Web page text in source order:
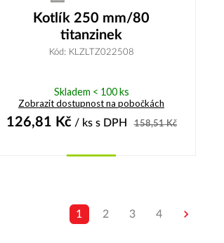
Kotlík 250 mm/80
titanzinek
Kód: KLZLTZ022508
Skladem < 100 ks
Zobrazit dostupnost na pobočkách
126,81 Kč/ ks s DPH 158,51Kč
1 2 3 4